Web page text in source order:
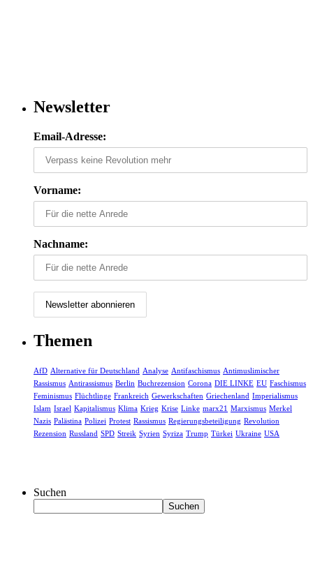
Newsletter
Email-Adresse:
Vorname:
Nachname:
Themen
AfD Alternative für Deutschland Analyse Antifaschismus Antimuslimischer
Rassismus Antirassismus Berlin Buchrezension Corona DIE LINKE EU Faschismus
Feminismus Flüchtlinge Frankreich Gewerkschaften Griechenland Imperialismus
Islam Israel Kapitalismus Klima Krieg Krise Linke marx21 Marxismus Merkel
Nazis Palästina Polizei Protest Rassismus Regierungsbeteiligung Revolution
Rezension Russland SPD Streik Syrien Syriza Trump Türkei Ukraine USA
Suchen
Suchen